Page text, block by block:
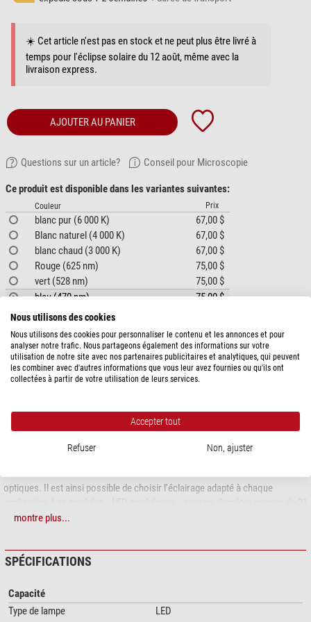
☀️ Cet article n'est pas en stock et ne peut plus être livré à
temps pour l'éclipse solaire du 12 août, même avec la
livraison express.
AJOUTER AU PANIER
Questions sur un article? Conseil pour Microscopie
Ce produit est disponible dans les variantes suivantes:
Couleur Prix
blanc pur (6 000 K)
67,00 $
Blanc naturel (4 000 K)
67,00 $
blanc chaud (3 000 K)
67,00 $
Rouge (625 nm)
75,00 $
vert (528 nm)
75,00 $
bleu (470 nm)
75,00 $
ambre (590 nm)
DESCRIPTION DU PRODUIT
Module LED avec optique de 21 mm de diamètre
Le concept innovant « modul-LED » permet de remplacer rapidement les
optiques. Il est ainsi possible de choisir l'éclairage adapté à chaque
mm conviennent pour une utilisation avec la lampe de table LED TL1, les
montre plus...
SPÉCIFICATIONS
Capacité
Type de lampe
LED
Nous utilisons des cookies
Nous utilisons des cookies pour personnaliser le contenu et les annonces et pour
analyser notre trafic. Nous partageons également des informations sur votre
utilisation de notre site avec nos partenaires publicitaires et analytiques, qui peuvent
les combiner avec d'autres informations que vous leur avez fournies ou qu'ils ont
collectées à partir de votre utilisation de leurs services.
Accepter tout
Refuser Non, ajuster